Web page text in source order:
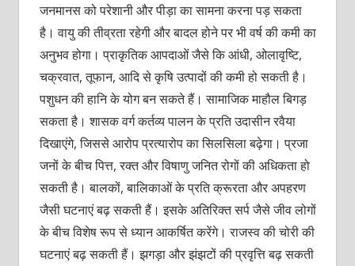
जनमानस को परेशानी और पीड़ा का सामना करना पड़ सकता
है। वायु की तीव्रता रहेगी और बादल होने पर भी वर्ष की कमी का
अनुभव होगा। प्राकृतिक आपदाओं जैसे कि आंधी, ओलावृष्टि,
चक्रवात, तूफान, आदि से कृषि उत्पादों की कमी हो सकती है।
पशुधन की हानि के योग बन सकते हैं। सामाजिक माहौल बिगड़
सकता है। शासक वर्ग कर्तव्य पालन के प्रति उदासीन रवैया
दिखाएंगे, जिससे आरोप प्रत्यारोप का सिलसिला बढ़ेगा। प्रजा
जनों के बीच पित्त, रक्त और विषाणु जनित रोगों की अधिकता हो
सकती है। बालकों, बालिकाओं के प्रति क्रूरता और अपहरण
जैसी घटनाएं बढ़ सकती हैं। इसके अतिरिक्त सर्प जैसे जीव लोगों
के बीच विशेष रूप से ध्यान आकर्षित करेंगे। राजस्व की चोरी की
घटनाएं बढ़ सकती हैं। झगड़ा और झंझटों की प्रवृत्ति बढ़ सकती